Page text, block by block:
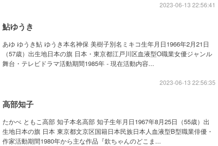
2023-06-13 22:56:41
鮎ゆうき
あゆ ゆうき鮎 ゆうき本名神保 美樹子別名ミキコ生年月日1966年2月21日
（57歳）出生地日本の旗 日本・東京都江戸川区血液型O職業女優ジャンル
舞台・テレビドラマ活動期間1985年 - 現在活動内容...
2023-06-13 22:56:35
高部知子
たかべ ともこ高部 知子本名高部 知子生年月日1967年8月25日（55歳）出
生地日本の旗 日本 東京都文京区国籍日本民族日本人血液型B型職業俳優・
作家活動期間1980年から主な作品『欽ちゃんのどこま...